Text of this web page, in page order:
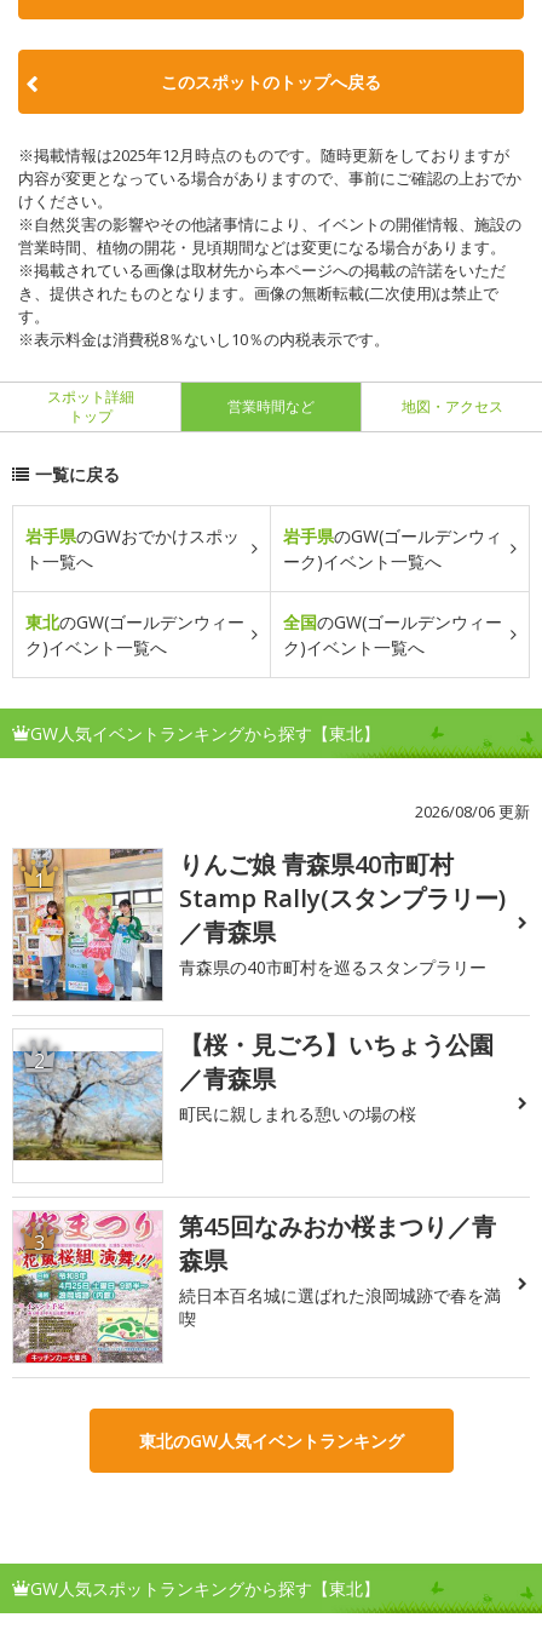
このスポットのトップへ戻る
※掲載情報は2025年12月時点のものです。随時更新をしておりますが
内容が変更となっている場合がありますので、事前にご確認の上おでか
けください。
※自然災害の影響やその他諸事情により、イベントの開催情報、施設の
営業時間、植物の開花・見頃期間などは変更になる場合があります。
※掲載されている画像は取材先から本ページへの掲載の許諾をいただ
き、提供されたものとなります。画像の無断転載(二次使用)は禁止で
す。
※表示料金は消費税8％ないし10％の内税表示です。
スポット詳細
トップ
営業時間など 地図・アクセス
一覧に戻る
岩手県のGWおでかけスポッ
ト一覧へ
岩手県のGW(ゴールデンウィ
ーク)イベント一覧へ
東北のGW(ゴールデンウィー
ク)イベント一覧へ
全国のGW(ゴールデンウィー
ク)イベント一覧へ
GW人気イベントランキングから探す【東北】
2026/08/06 更新
1
りんご娘 青森県40市町村
Stamp Rally(スタンプラリー)
／青森県
青森県の40市町村を巡るスタンプラリー
2
【桜・見ごろ】いちょう公園
／青森県
町民に親しまれる憩いの場の桜
3
第45回なみおか桜まつり／青
森県
続日本百名城に選ばれた浪岡城跡で春を満
喫
東北のGW人気イベントランキング
GW人気スポットランキングから探す【東北】